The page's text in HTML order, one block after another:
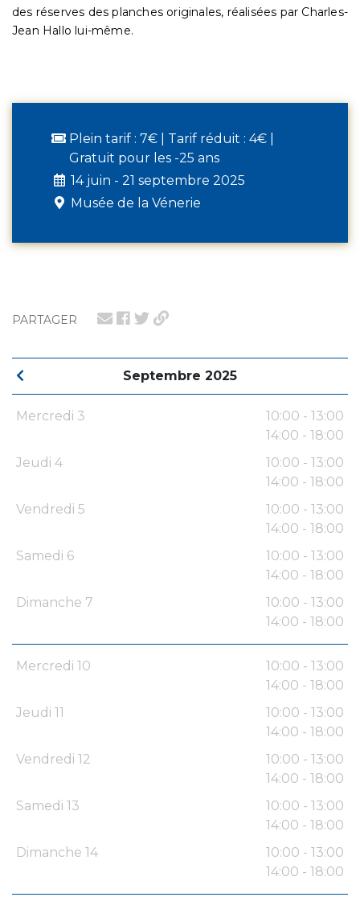
PARTAGER
Septembre 2025
Mercredi 3
10:00 - 13:00
14:00 - 18:00
Jeudi 4
10:00 - 13:00
14:00 - 18:00
Vendredi 5
10:00 - 13:00
14:00 - 18:00
Samedi 6
10:00 - 13:00
14:00 - 18:00
Dimanche 7
10:00 - 13:00
14:00 - 18:00
Mercredi 10
10:00 - 13:00
14:00 - 18:00
Jeudi 11
10:00 - 13:00
14:00 - 18:00
Vendredi 12
10:00 - 13:00
14:00 - 18:00
Samedi 13
10:00 - 13:00
14:00 - 18:00
Dimanche 14
10:00 - 13:00
14:00 - 18:00
des réserves des planches originales, réalisées par Charles-
Jean Hallo lui-même.
Plein tarif : 7€ | Tarif réduit : 4€ |
Gratuit pour les -25 ans
14 juin - 21 septembre 2025
Musée de la Vénerie